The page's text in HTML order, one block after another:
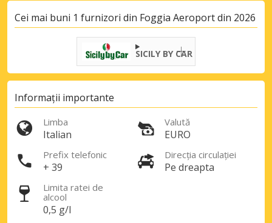
Economii de top
Cei mai buni 1 furnizori din Foggia Aeroport din 2026
SICILY BY CAR
Informații importante
Limba
Italian
Valută
EURO
Prefix telefonic
+ 39
Direcția circulației
Pe dreapta
Limita ratei de
alcool
0,5 g/l